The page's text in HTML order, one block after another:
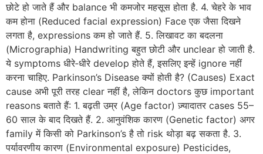
छोटे हो जाते हैं और balance भी कमजोर महसूस होता है. 4. चेहरे के भाव
कम होना (Reduced facial expression) Face एक जैसा दिखने
लगता है, expressions कम हो जाते हैं. 5. लिखावट का बदलना
(Micrographia) Handwriting बहुत छोटी और unclear हो जाती है.
ये symptoms धीरे‑धीरे develop होते हैं, इसलिए इन्हें ignore नहीं
करना चाहिए. Parkinson’s Disease क्यों होती है? (Causes) Exact
cause अभी पूरी तरह clear नहीं है, लेकिन doctors कुछ important
reasons बताते हैं: 1. बढ़ती उम्र (Age factor) ज़्यादातर cases 55–
60 साल के बाद दिखते हैं. 2. आनुवंशिक कारण (Genetic factor) अगर
family में किसी को Parkinson’s है तो risk थोड़ा बढ़ सकता है. 3.
पर्यावरणीय कारण (Environmental exposure) Pesticides,